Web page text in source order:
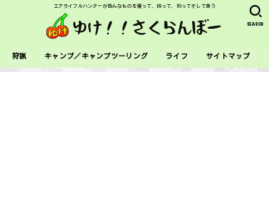
エアライフルハンターが色んなものを獲って、採って、釣ってそして食う
狩猟 キャンプ／キャンプツーリング ライフ サイトマップ
SEARCH